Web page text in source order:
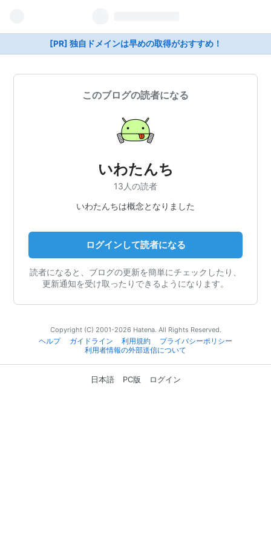
[PR] 独自ドメインは早めの取得がおすすめ！
このブログの読者になる
いわたんち
13人の読者
いわたんちは概念となりました
ログインして読者になる
読者になると、ブログの更新を簡単にチェックしたり、
更新通知を受け取ったりできるようになります。
Copyright (C) 2001-2026 Hatena. All Rights Reserved.
ヘルプ
ガイドライン 利用規約
プライバシーポリシー
利用者情報の外部送信について
日本語 PC版 ログイン